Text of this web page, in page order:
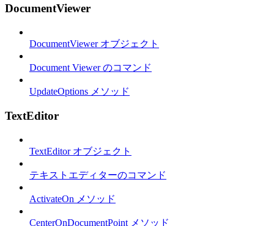
DocumentViewer
DocumentViewer オブジェクト
Document Viewer のコマンド
UpdateOptions メソッド
TextEditor
TextEditor オブジェクト
テキストエディターのコマンド
ActivateOn メソッド
CenterOnDocumentPoint メソッド